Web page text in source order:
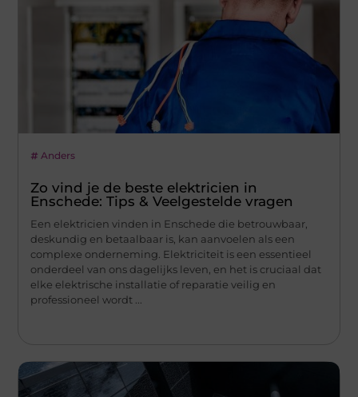
Anders
Zo vind je de beste elektricien in
Enschede: Tips & Veelgestelde vragen
Een elektricien vinden in Enschede die betrouwbaar,
deskundig en betaalbaar is, kan aanvoelen als een
complexe onderneming. Elektriciteit is een essentieel
onderdeel van ons dagelijks leven, en het is cruciaal dat
elke elektrische installatie of reparatie veilig en
professioneel wordt ...